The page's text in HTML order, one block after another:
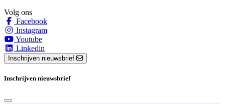
Volg ons
Facebook
Instagram
Youtube
Linkedin
Inschrijven nieuwsbrief
Inschrijven nieuwsbrief